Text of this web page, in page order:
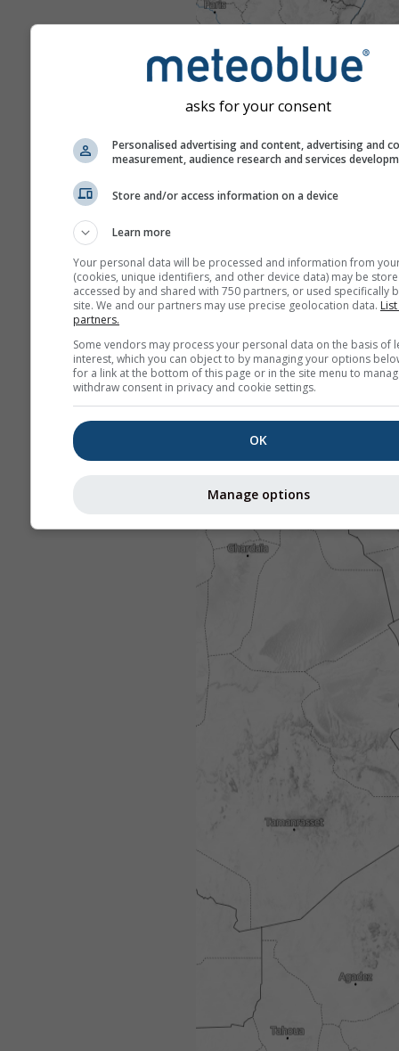
asks for your consent
Personalised advertising and content, advertising and
measurement, audience research and services
Store and/or access information on a device
Learn more
Your personal data will be processed and information from
(cookies, unique identifiers, and other device data) may be
accessed by and shared with 750 partners, or used specifically
site. We and our partners may use precise geolocation data.
partners.
Some vendors may process your personal data on the basis of
interest, which you can object to by managing your options
for a link at the bottom of this page or in the site menu to
withdraw consent in privacy and cookie settings.
OK
Manage options